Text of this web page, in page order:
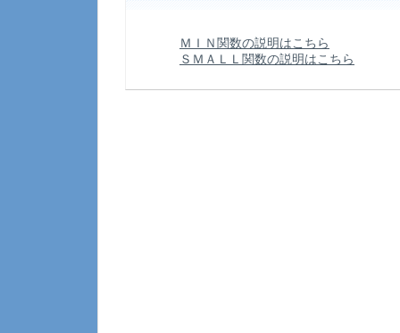
ＭＩＮ関数の説明はこちら
ＳＭＡＬＬ関数の説明はこちら